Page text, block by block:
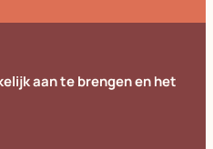
aan te brengen en het